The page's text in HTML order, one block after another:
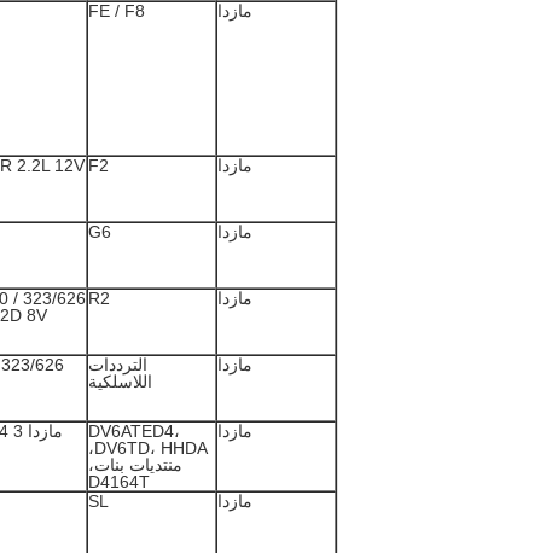
مازدا FE / F8
مازدا
F2
2.2L 12V
مازدا G6
مازدا R2
8V
مازدا
الترددات
اللاسلكية
323/626 / Premacy 2.0D + 2.2d (RF)
مازدا
DV6ATED4،
DV6TD، HHDA،
منتديات بنات،
D4164T
مازدا 3 1560CC 1.6CRTD 16V 2004-
مازدا
SL